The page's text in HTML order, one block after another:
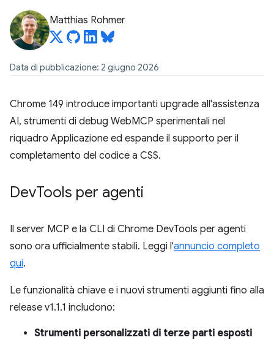
Matthias Rohmer
Data di pubblicazione: 2 giugno 2026
Chrome 149 introduce importanti upgrade all'assistenza
AI, strumenti di debug WebMCP sperimentali nel
riquadro Applicazione ed espande il supporto per il
completamento del codice a CSS.
DevTools per agenti
Il server MCP e la CLI di Chrome DevTools per agenti
sono ora ufficialmente stabili. Leggi l'annuncio completo
qui.
Le funzionalità chiave e i nuovi strumenti aggiunti fino alla
release v1.1.1 includono:
Strumenti personalizzati di terze parti esposti